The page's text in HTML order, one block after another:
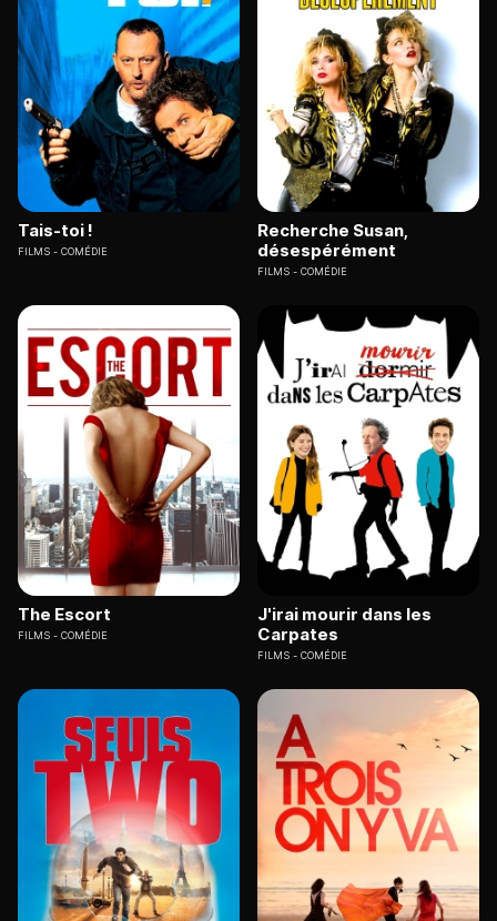
Tais-toi !
FILMS COMÉDIE
Recherche Susan,
désespérément
FILMS COMÉDIE
The Escort
FILMS COMÉDIE
J'irai mourir dans les
Carpates
FILMS COMÉDIE